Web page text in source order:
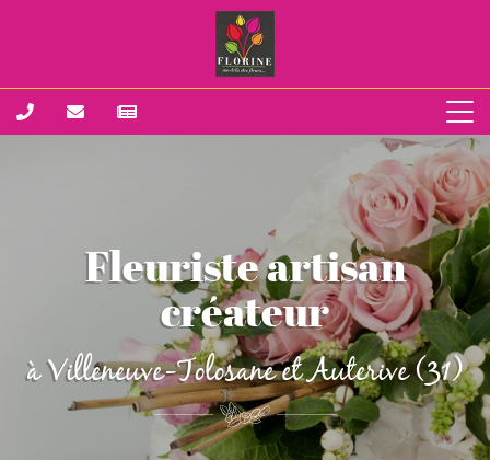
Fleuriste artisan
créateur
à Villeneuve-Tolosane et Auterive (31)